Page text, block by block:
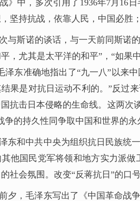
战》中，多次引用了1936年7月16
坚持抗战，依靠人民，中国必胜
与斯诺的谈话，与一天前同斯诺
，尤其是太平洋的和平”，“如果
泽东准确地指出了“九一八”以来
果是对抗日运动不利的。”反过
抗击日本侵略的生命线。这两次
争的持久性同争取中国和世界的
东和中共中央为组织抗日民族统
其他国民党军将领和地方实力派
社会氛围。改变“反蒋抗日”的口
夕，毛泽东写出了《中国革命战